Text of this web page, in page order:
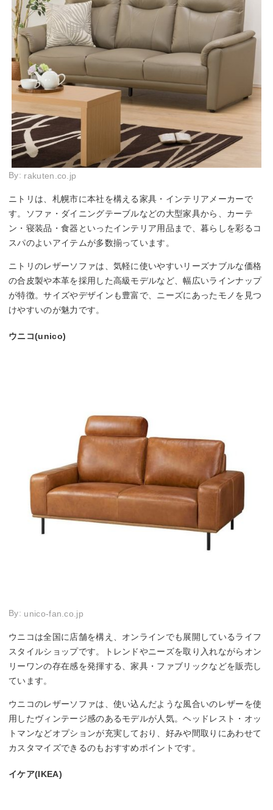
By: rakuten.co.jp
ニトリは、札幌市に本社を構える家具・インテリアメーカーで
す。ソファ・ダイニングテーブルなどの大型家具から、カーテ
ン・寝装品・食器といったインテリア用品まで、暮らしを彩るコ
スパのよいアイテムが多数揃っています。
ニトリのレザーソファは、気軽に使いやすいリーズナブルな価格
の合皮製や本革を採用した高級モデルなど、幅広いラインナップ
が特徴。サイズやデザインも豊富で、ニーズにあったモノを見つ
けやすいのが魅力です。
ウニコ(unico)
By: unico-fan.co.jp
ウニコは全国に店舗を構え、オンラインでも展開しているライフ
スタイルショップです。トレンドやニーズを取り入れながらオン
リーワンの存在感を発揮する、家具・ファブリックなどを販売し
ています。
ウニコのレザーソファは、使い込んだような風合いのレザーを使
用したヴィンテージ感のあるモデルが人気。ヘッドレスト・オッ
トマンなどオプションが充実しており、好みや間取りにあわせて
カスタマイズできるのもおすすめポイントです。
イケア(IKEA)